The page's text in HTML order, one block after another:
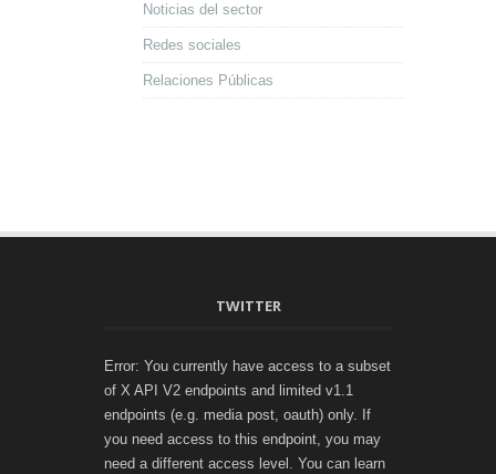
Noticias del sector
Redes sociales
Relaciones Públicas
TWITTER
Error: You currently have access to a subset
of X API V2 endpoints and limited v1.1
endpoints (e.g. media post, oauth) only. If
you need access to this endpoint, you may
need a different access level. You can learn